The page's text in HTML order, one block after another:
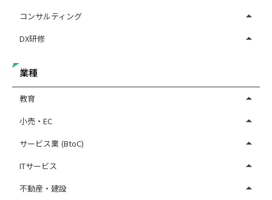
コンサルティング
DX研修
業種
教育
小売・EC
サービス業 (BtoC)
ITサービス
不動産・建設